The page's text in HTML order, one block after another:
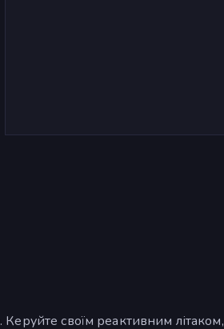
. Керуйте своїм реактивним літаком,